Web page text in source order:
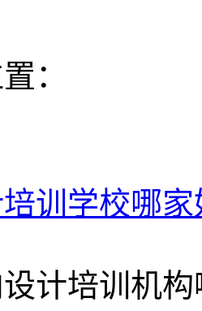
：
训学校哪家
计培训机